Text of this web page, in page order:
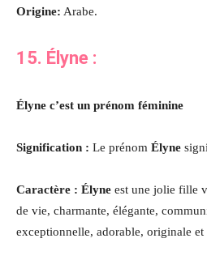
Origine: Arabe.
15. Élyne :
Élyne c’est un prénom féminine
Signification : Le prénom Élyne
Caractère : Élyne est une jolie fille
de vie, charmante, élégante,
exceptionnelle, adorable, originale et